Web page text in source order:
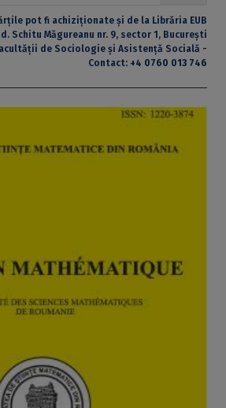
pot fi achiziționate și de la Librăria EUB
Schitu Măgureanu nr. 9, sector 1, București
de Sociologie și Asistență Socială -
Contact: +4 0760 013 746